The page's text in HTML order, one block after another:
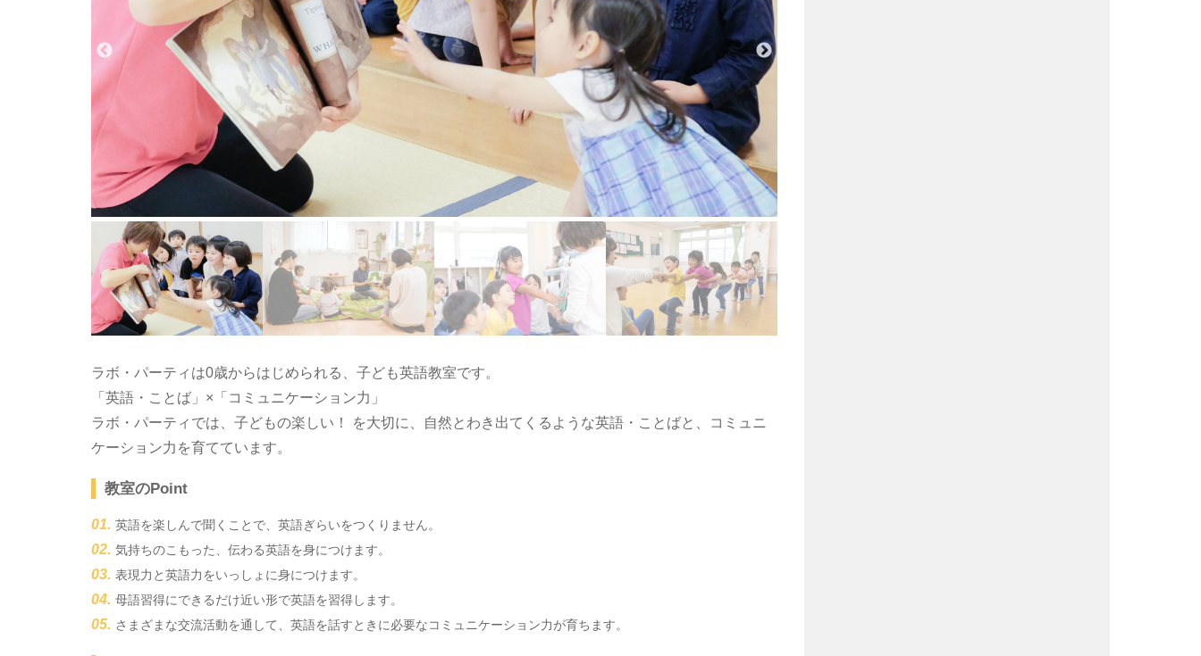
ラボ・パーティは0歳からはじめられる、子ども英語教室です。
「英語・ことば」×「コミュニケーション力」
ラボ・パーティでは、子どもの楽しい！ を大切に、自然とわき出てくるような英語・ことばと、コミュニ
ケーション力を育てています。
教室のPoint
英語を楽しんで聞くことで、英語ぎらいをつくりません。
気持ちのこもった、伝わる英語を身につけます。
表現力と英語力をいっしょに身につけます。
母語習得にできるだけ近い形で英語を習得します。
さまざまな交流活動を通して、英語を話すときに必要なコミュニケーション力が育ちます。